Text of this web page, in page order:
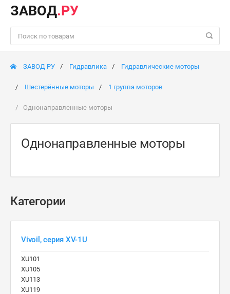
ЗАВОД.РУ
ЗАВОД РУ Гидравлика Гидравлические моторы
Шестерённые моторы 1 группа моторов
Однонаправленные моторы
Однонаправленные моторы
Категории
Vivoil, серия XV-1U
XU101
XU105
XU113
XU119